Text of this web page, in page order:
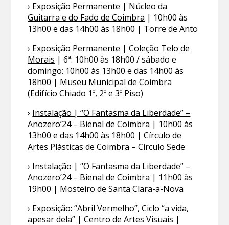
› Exposição Permanente | Núcleo da
Guitarra e do Fado de Coimbra | 10h00 às
13h00 e das 14h00 às 18h00 | Torre de Anto
› Exposição Permanente | Coleção Telo de
Morais | 6ª: 10h00 às 18h00 / sábado e
domingo: 10h00 às 13h00 e das 14h00 às
18h00 | Museu Municipal de Coimbra
(Edifício Chiado 1º, 2º e 3º Piso)
› Instalação | “O Fantasma da Liberdade” –
Anozero’24 – Bienal de Coimbra | 10h00 às
13h00 e das 14h00 às 18h00 | Círculo de
Artes Plásticas de Coimbra – Círculo Sede
› Instalação | “O Fantasma da Liberdade” –
Anozero’24 – Bienal de Coimbra | 11h00 às
19h00 | Mosteiro de Santa Clara-a-Nova
› Exposição: “Abril Vermelho”, Ciclo “a vida,
apesar dela” | Centro de Artes Visuais |